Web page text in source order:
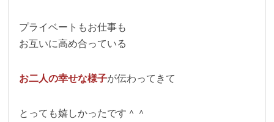
プライベートもお仕事も
お互いに高め合っている
お二人の幸せな様子が伝わってきて
とっても嬉しかったです＾＾